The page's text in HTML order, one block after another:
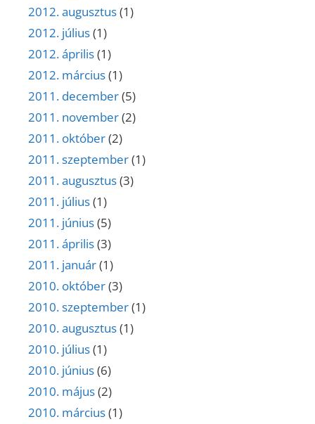
2012. augusztus(1)
2012. július(1)
2012. április(1)
2012. március(1)
2011. december(5)
2011. november(2)
2011. október(2)
2011. szeptember(1)
2011. augusztus(3)
2011. július(1)
2011. június(5)
2011. április(3)
2011. január(1)
2010. október(3)
2010. szeptember(1)
2010. augusztus(1)
2010. július(1)
2010. június(6)
2010. május(2)
2010. március(1)